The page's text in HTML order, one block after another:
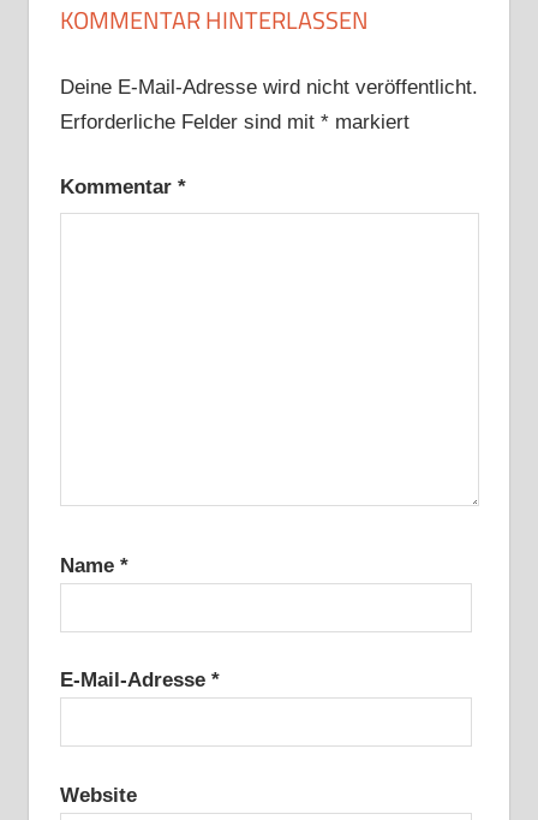
KOMMENTAR HINTERLASSEN
Deine E-Mail-Adresse wird nicht veröffentlicht.
Erforderliche Felder sind mit *markiert
Kommentar *
Name *
E-Mail-Adresse *
Website